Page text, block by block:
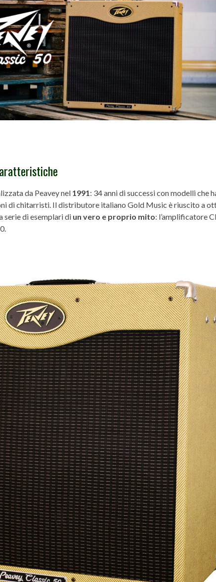
da Peavey nel 1991: 34 anni di successi con modelli che
di chitarristi. Il distributore italiano Gold Music è riuscito a
serie di esemplari di un vero e proprio mito: l’amplificatore